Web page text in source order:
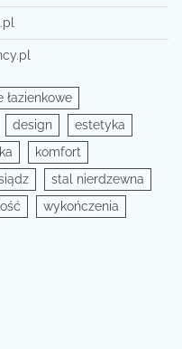
łazienkowe
design
estetyka
komfort
stal nierdzewna
wykończenia